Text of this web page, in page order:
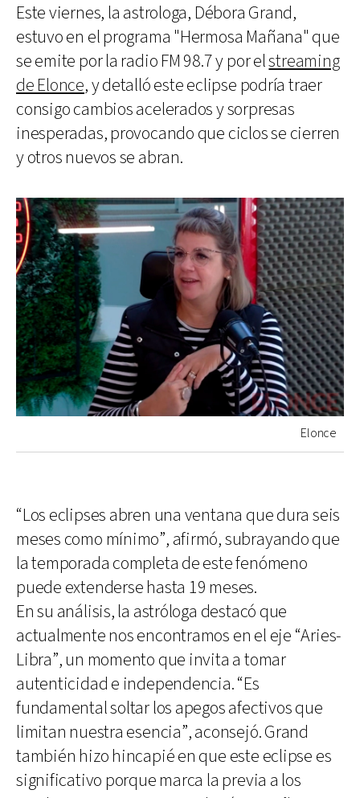
Este viernes, la astrologa, Débora Grand,
estuvo en el programa "Hermosa Mañana" que
se emite por la radio FM 98.7 y por elstreaming
de Elonce, y detalló este eclipse podría traer
consigo cambios acelerados y sorpresas
inesperadas, provocando que ciclos se cierren
y otros nuevos se abran.
Elonce
“Los eclipses abren una ventana que dura seis
meses como mínimo”, afirmó, subrayando que
la temporada completa de este fenómeno
puede extenderse hasta 19 meses.
En su análisis, la astróloga destacó que
actualmente nos encontramos en el eje “Aries-
Libra”, un momento que invita a tomar
autenticidad e independencia. “Es
fundamental soltar los apegos afectivos que
limitan nuestra esencia”, aconsejó. Grand
también hizo hincapié en que este eclipse es
significativo porque marca la previa a los